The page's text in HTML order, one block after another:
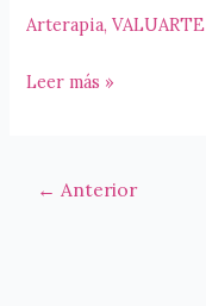
Arterapia,VALUARTE
VALUA-
visuales
Leer más »
← Anterior